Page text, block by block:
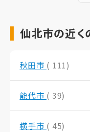
仙北市の近く
秋田市 ( 111)
能代市 ( 39)
横手市 ( 45)